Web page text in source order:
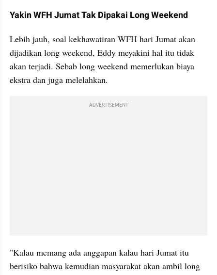
Yakin WFH Jumat Tak Dipakai Long Weekend
Lebih jauh, soal kekhawatiran WFH hari Jumat akan
dijadikan long weekend, Eddy meyakini hal itu tidak
akan terjadi. Sebab long weekend memerlukan biaya
ekstra dan juga melelahkan.
ADVERTISEMENT
"Kalau memang ada anggapan kalau hari Jumat itu
berisiko bahwa kemudian masyarakat akan ambil long